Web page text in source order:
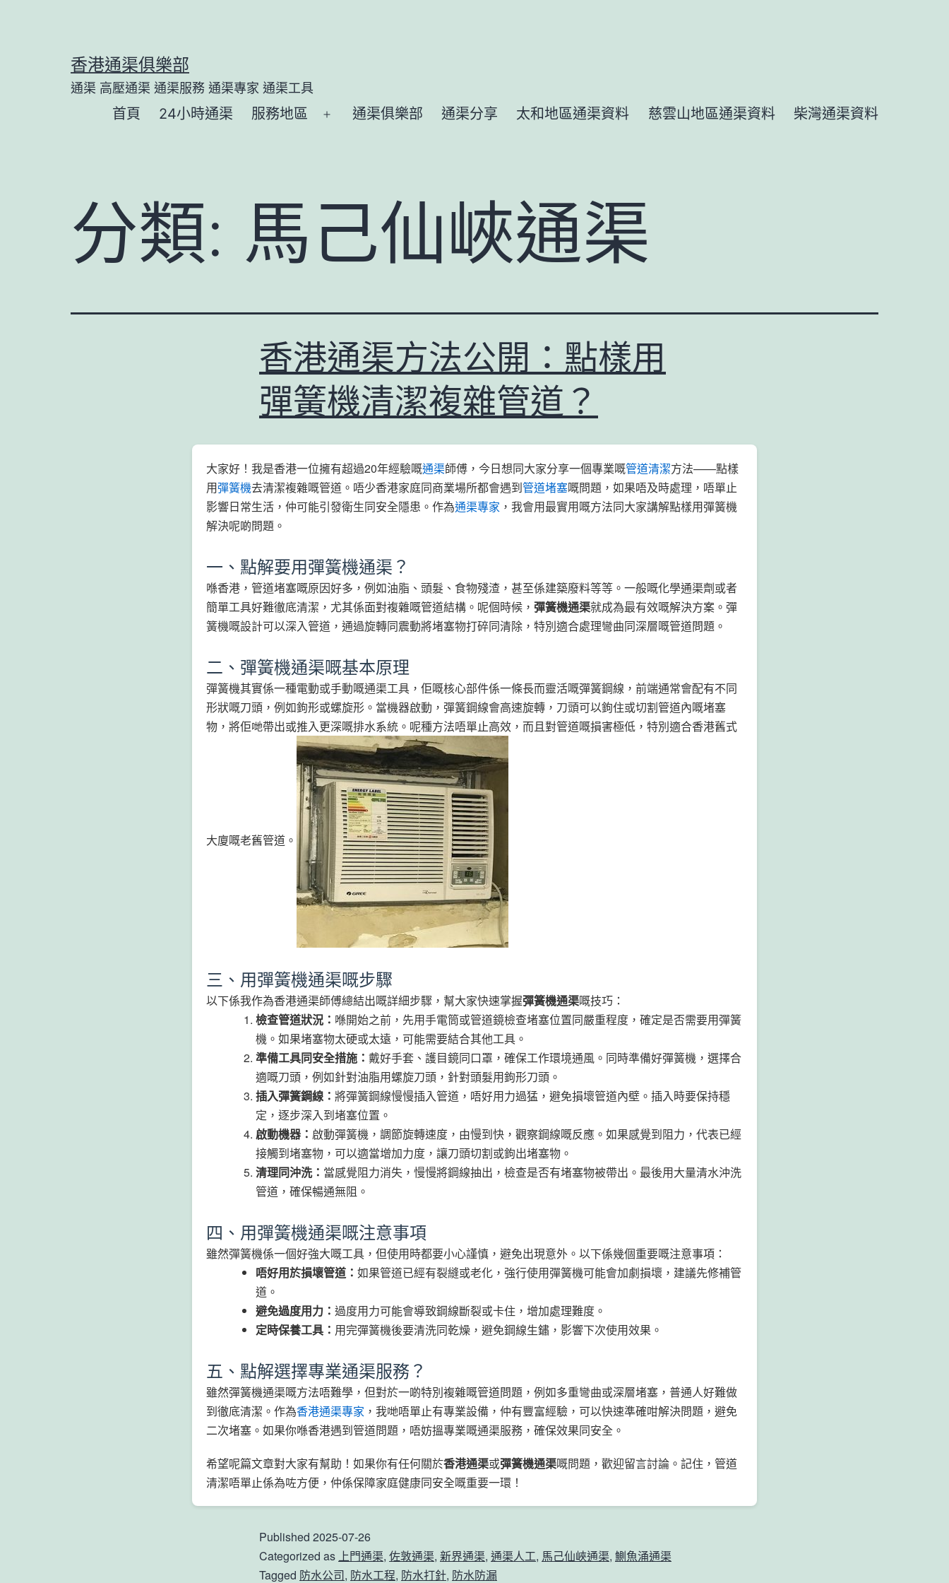
香港通渠俱樂部
通渠 高壓通渠 通渠服務 通渠專家 通渠工具
首頁 24小時通渠 服務地區
Open通渠俱樂部 通渠分享 太和地區通渠資料 慈雲山地區通渠資料 柴灣通渠資料
分類: 馬己仙峽通渠
香港通渠方法公開：點樣用
彈簧機清潔複雜管道？
大家好！我是香港一位擁有超過20年經驗嘅通渠師傅，今日想同大家分享一個專業嘅管道清潔方法——點樣
用彈簧機去清潔複雜嘅管道。唔少香港家庭同商業場所都會遇到管道堵塞嘅問題，如果唔及時處理，唔單止
影響日常生活，仲可能引發衛生同安全隱患。作為通渠專家 ，我會用最實用嘅方法同大家講解點樣用彈簧機
解決呢啲問題。
一、點解要用彈簧機通渠？
喺香港，管道堵塞嘅原因好多，例如油脂、頭髮、食物殘渣，甚至係建築廢料等等。一般嘅化學通渠劑或者
簡單工具好難徹底清潔，尤其係面對複雜嘅管道結構。呢個時候， 彈簧機通渠就成為最有效嘅解決方案。彈
簧機嘅設計可以深入管道，通過旋轉同震動將堵塞物打碎同清除，特別適合處理彎曲同深層嘅管道問題。
二、彈簧機通渠嘅基本原理
彈簧機其實係一種電動或手動嘅通渠工具，佢嘅核心部件係一條長而靈活嘅彈簧鋼線，前端通常會配有不同
形狀嘅刀頭，例如鉤形或螺旋形。當機器啟動，彈簧鋼線會高速旋轉，刀頭可以鉤住或切割管道內嘅堵塞
物，將佢哋帶出或推入更深嘅排水系統。呢種方法唔單止高效，而且對管道嘅損害極低，特別適合香港舊式
大廈嘅老舊管道。
三、用彈簧機通渠嘅步驟
以下係我作為香港通渠師傅總結出嘅詳細步驟，幫大家快速掌握彈簧機通渠嘅技巧：
檢查管道狀況： 喺開始之前，先用手電筒或管道鏡檢查堵塞位置同嚴重程度，確定是否需要用彈簧
機。如果堵塞物太硬或太遠，可能需要結合其他工具。
準備工具同安全措施： 戴好手套、護目鏡同口罩，確保工作環境通風。同時準備好彈簧機，選擇合
適嘅刀頭，例如針對油脂用螺旋刀頭，針對頭髮用鉤形刀頭。
插入彈簧鋼線： 將彈簧鋼線慢慢插入管道，唔好用力過猛，避免損壞管道內壁。插入時要保持穩
定，逐步深入到堵塞位置。
啟動機器： 啟動彈簧機，調節旋轉速度，由慢到快，觀察鋼線嘅反應。如果感覺到阻力，代表已經
接觸到堵塞物，可以適當增加力度，讓刀頭切割或鉤出堵塞物。
清理同沖洗： 當感覺阻力消失，慢慢將鋼線抽出，檢查是否有堵塞物被帶出。最後用大量清水沖洗
管道，確保暢通無阻。
四、用彈簧機通渠嘅注意事項
雖然彈簧機係一個好強大嘅工具，但使用時都要小心謹慎，避免出現意外。以下係幾個重要嘅注意事項：
唔好用於損壞管道： 如果管道已經有裂縫或老化，強行使用彈簧機可能會加劇損壞，建議先修補管
道。
避免過度用力： 過度用力可能會導致鋼線斷裂或卡住，增加處理難度。
定時保養工具： 用完彈簧機後要清洗同乾燥，避免鋼線生鏽，影響下次使用效果。
五、點解選擇專業通渠服務？
雖然彈簧機通渠嘅方法唔難學，但對於一啲特別複雜嘅管道問題，例如多重彎曲或深層堵塞，普通人好難做
到徹底清潔。作為香港通渠專家 ，我哋唔單止有專業設備，仲有豐富經驗，可以快速準確咁解決問題，避免
二次堵塞。如果你喺香港遇到管道問題，唔妨搵專業嘅通渠服務，確保效果同安全。
希望呢篇文章對大家有幫助！如果你有任何關於香港通渠或彈簧機通渠嘅問題，歡迎留言討論。記住，管道
清潔唔單止係為咗方便，仲係保障家庭健康同安全嘅重要一環！
Published 2025-07-26
Categorized as 上門通渠, 佐敦通渠, 新界通渠, 通渠人工, 馬己仙峽通渠, 鰂魚涌通渠
Tagged 防水公司, 防水工程, 防水打針, 防水防漏